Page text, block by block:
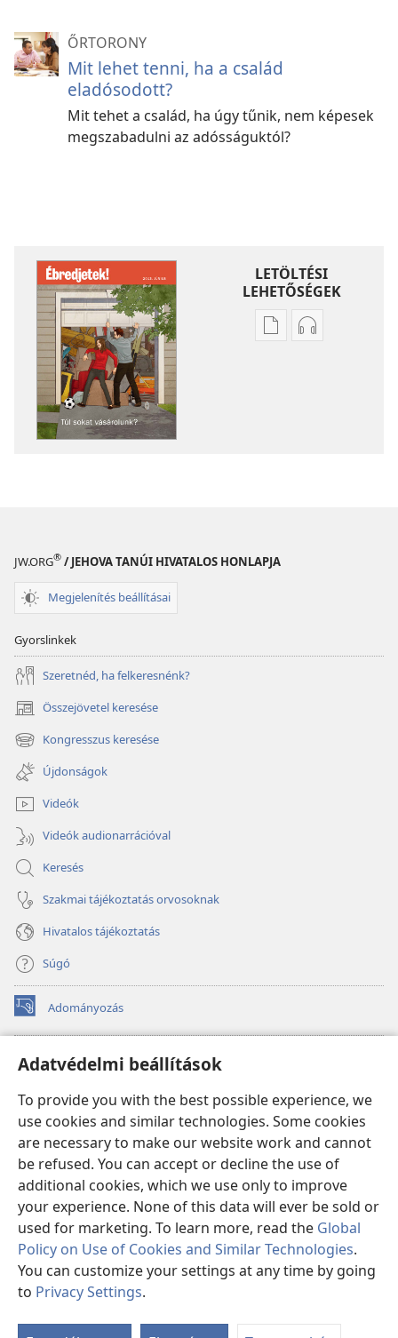
Adatvédelmi beállítások
To provide you with the best possible experience, we
use cookies and similar technologies. Some cookies
are necessary to make our website work and cannot
be refused. You can accept or decline the use of
additional cookies, which we use only to improve
your experience. None of this data will ever be sold or
used for marketing. To learn more, read the Global
Policy on Use of Cookies and Similar Technologies.
You can customize your settings at any time by going
to Privacy Settings.
ŐRTORONY
Mit lehet tenni, ha a család
eladósodott?
Mit tehet a család, ha úgy tűnik, nem képesek
megszabadulni az adósságuktól?
LETÖLTÉSI
LEHETŐSÉGEK
Kiadványok
JW.ORG® / JEHOVA TANÚI HIVATALOS HONLAPJA
Megjelenítés beállításai
Gyorslinkek
Szeretnéd, ha felkeresnénk?
Összejövetel keresése
(opens
new
window)
Kongresszus keresése
(opens
new
window)
Újdonságok
Videók
Videók audionarrációval
Keresés
Szakmai tájékoztatás orvosoknak
Hivatalos tájékoztatás
Súgó
Adományozás
(opens
new
Őrtorony ONLINE KÖNYVTÁR
(opens
window)JW Hub
(opens
new
window)JW Library
Watchtower Library
Copyright© 2026 Watch Tower Bible and Tract Society of Pennsylvania.
FELHASZNÁLÁSI FELTÉTELEK
ADATVÉDELMI BEÁLLÍTÁSOK